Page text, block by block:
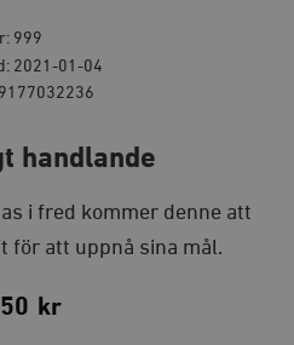
999
2021-01-04
handlande
i fred kommer denne att
för att uppnå sina mål.
kr